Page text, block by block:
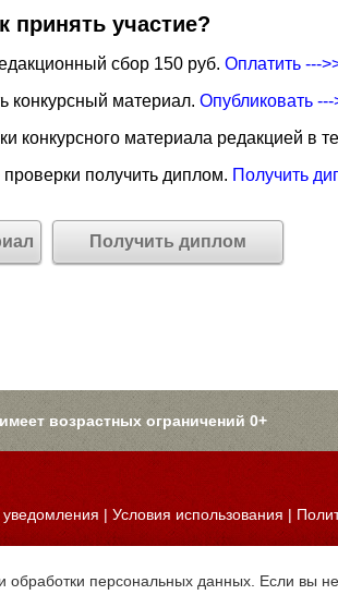
принять участие?
сбор 150 руб. Оплатить ---
конкурсный материал. Опубликовать ---
конкурсного материала редакцией в
получить диплом. Получить
Получить диплом
возрастных ограничений 0+
|Условия использования |
персональных данных. Если вы